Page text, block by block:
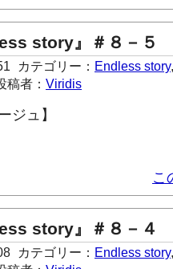
story』＃８－５
カテゴリー： Endless story
稿者： Viridis
ジュ】
こ
story』＃８－４
カテゴリー： Endless story